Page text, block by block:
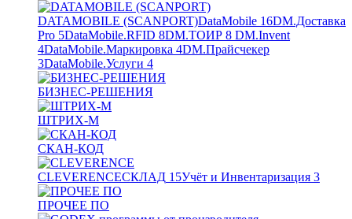
DATAMOBILE (SCANPORT)DataMobile 16DM.Доставка
Pro 5DataMobile.RFID 8DM.ТОИР 8 DM.Invent
4DataMobile.Маркировка 4DM.Прайсчекер
3DataMobile.Услуги 4
БИЗНЕС-РЕШЕНИЯ
ШТРИХ-М
СКАН-КОД
CLEVERENCEСКЛАД 15Учёт и Инвентаризация 3
ПРОЧЕЕ ПО